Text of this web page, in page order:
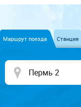
Маршрут поезда Станция